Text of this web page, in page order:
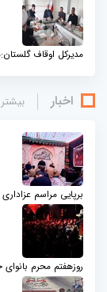
مدیرکل اوقاف
اخبار بيشتر
برپایی مراسم
روزهفتم محرم